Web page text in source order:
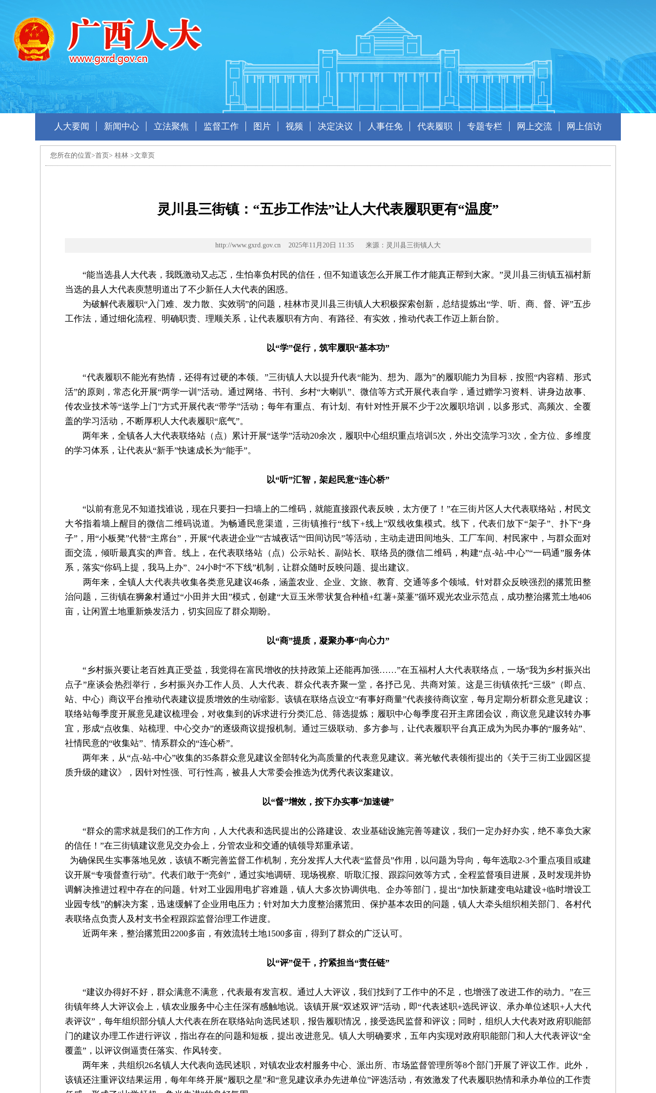
人大要闻 新闻中心 立法聚焦 监督工作 图片 视频 决定决议 人事任免 代表履职 专题专栏 网上交流 网上信访
您所在的位置>首页 > 桂林 >文章页
灵川县三街镇：“五步工作法”让人大代表履职更有“温度”​
http://www.gxrd.gov.cn 2025年11月20日 11:35 来源：灵川县三街镇人大
“能当选县人大代表，我既激动又忐忑，生怕辜负村民的信任，但不知道该怎么开展工作才能真正帮到大家。”灵川县三街镇五福村新
当选的县人大代表庾慧明道出了不少新任人大代表的困惑。
为破解代表履职“入门难、发力散、实效弱”的问题，桂林市灵川县三街镇人大积极探索创新，总结提炼出“学、听、商、督、评”五步
工作法，通过细化流程、明确职责、理顺关系，让代表履职有方向、有路径、有实效，推动代表工作迈上新台阶。
以“学”促行，筑牢履职“基本功”
“代表履职不能光有热情，还得有过硬的本领。”三街镇人大以提升代表“能为、想为、愿为”的履职能力为目标，按照“内容精、形式
活”的原则，常态化开展“两学一训”活动。通过网络、书刊、乡村“大喇叭”、微信等方式开展代表自学，通过赠学习资料、讲身边故事、
传农业技术等“送学上门”方式开展代表“带学”活动；每年有重点、有计划、有针对性开展不少于2次履职培训，以多形式、高频次、全覆
盖的学习活动，不断厚积人大代表履职“底气”。
两年来，全镇各人大代表联络站（点）累计开展“送学”活动20余次，履职中心组织重点培训5次，外出交流学习3次，全方位、多维度
的学习体系，让代表从“新手”快速成长为“能手”。​
以“听”汇智，架起民意“连心桥”
“以前有意见不知道找谁说，现在只要扫一扫墙上的二维码，就能直接跟代表反映，太方便了！”在三街片区人大代表联络站，村民文
大爷指着墙上醒目的微信二维码说道。为畅通民意渠道，三街镇推行“线下+线上”双线收集模式。线下，代表们放下“架子”、扑下“身
子”，用“小板凳”代替“主席台”，开展“代表进企业”“古城夜话”“田间访民”等活动，主动走进田间地头、工厂车间、村民家中，与群众面对
面交流，倾听最真实的声音。线上，在代表联络站（点）公示站长、副站长、联络员的微信二维码，构建“点-站-中心”“一码通”服务体
系，落实“你码上提，我马上办”、24小时“不下线”机制，让群众随时反映问题、提出建议。
两年来，全镇人大代表共收集各类意见建议46条，涵盖农业、企业、文旅、教育、交通等多个领域。针对群众反映强烈的撂荒田整
治问题，三街镇在狮象村通过“小田并大田”模式，创建“大豆玉米带状复合种植+红薯+菜薹”循环观光农业示范点，成功整治撂荒土地406
亩，让闲置土地重新焕发活力，切实回应了群众期盼。​
以“商”提质，凝聚办事“向心力”
“乡村振兴要让老百姓真正受益，我觉得在富民增收的扶持政策上还能再加强……”在五福村人大代表联络点，一场“我为乡村振兴出
点子”座谈会热烈举行，乡村振兴办工作人员、人大代表、群众代表齐聚一堂，各抒己见、共商对策。这是三街镇依托“三级”（即点、
站、中心）商议平台推动代表建议提质增效的生动缩影。该镇在联络点设立“有事好商量”代表接待商议室，每月定期分析群众意见建议；
联络站每季度开展意见建议梳理会，对收集到的诉求进行分类汇总、筛选提炼；履职中心每季度召开主席团会议，商议意见建议转办事
宜，形成“点收集、站梳理、中心交办”的逐级商议提报机制。通过三级联动、多方参与，让代表履职平台真正成为为民办事的“服务站”、
社情民意的“收集站”、情系群众的“连心桥”。
两年来，从“点-站-中心”收集的35条群众意见建议全部转化为高质量的代表意见建议。蒋光敏代表领衔提出的《关于三街工业园区提
质升级的建议》，因针对性强、可行性高，被县人大常委会推选为优秀代表议案建议。​
以“督”增效，按下办实事“加速键”​
“群众的需求就是我们的工作方向，人大代表和选民提出的公路建设、农业基础设施完善等建议，我们一定办好办实，绝不辜负大家
的信任！”在三街镇建议意见交办会上，分管农业和交通的镇领导郑重承诺。
为确保民生实事落地见效，该镇不断完善监督工作机制，充分发挥人大代表“监督员”作用，以问题为导向，每年选取2-3个重点项目或建
议开展“专项督查行动”。代表们敢于“亮剑”，通过实地调研、现场视察、听取汇报、跟踪问效等方式，全程监督项目进展，及时发现并协
调解决推进过程中存在的问题。针对工业园用电扩容难题，镇人大多次协调供电、企办等部门，提出“加快新建变电站建设+临时增设工
业园专线”的解决方案，迅速缓解了企业用电压力；针对加大力度整治撂荒田、保护基本农田的问题，镇人大牵头组织相关部门、各村代
表联络点负责人及村支书全程跟踪监督治理工作进度。
近两年来，整治撂荒田2200多亩，有效流转土地1500多亩，得到了群众的广泛认可。
以“评”促干，拧紧担当“责任链”
“建议办得好不好，群众满意不满意，代表最有发言权。通过人大评议，我们找到了工作中的不足，也增强了改进工作的动力。”在三
街镇年终人大评议会上，镇农业服务中心主任深有感触地说。该镇开展“双述双评”活动，即“代表述职+选民评议、承办单位述职+人大代
表评议”，每年组织部分镇人大代表在所在联络站向选民述职，报告履职情况，接受选民监督和评议；同时，组织人大代表对政府职能部
门的建议办理工作进行评议，指出存在的问题和短板，提出改进意见。镇人大明确要求，五年内实现对政府职能部门和人大代表评议“全
覆盖”，以评议倒逼责任落实、作风转变。
两年来，共组织26名镇人大代表向选民述职，对镇农业农村服务中心、派出所、市场监督管理所等8个部门开展了评议工作。此外，
该镇还注重评议结果运用，每年年终开展“履职之星”和“意见建议承办先进单位”评选活动，有效激发了代表履职热情和承办单位的工作责